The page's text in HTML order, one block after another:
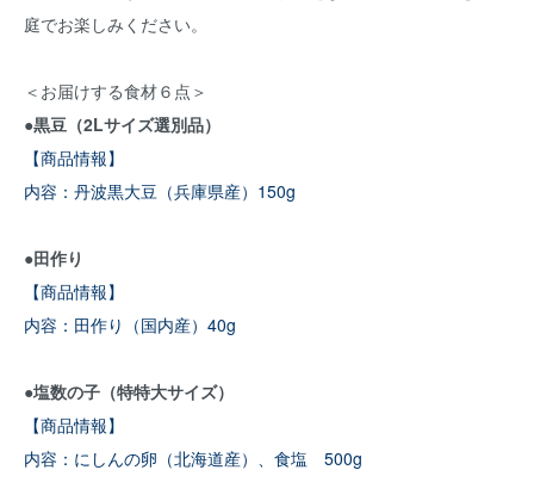
庭でお楽しみください。
＜お届けする食材６点＞
●黒豆（2Lサイズ選別品）
【商品情報】
内容：丹波黒大豆（兵庫県産）150g
●田作り
【商品情報】
内容：田作り（国内産）40g
●塩数の子（特特大サイズ）
【商品情報】
内容：にしんの卵（北海道産）、食塩 500g